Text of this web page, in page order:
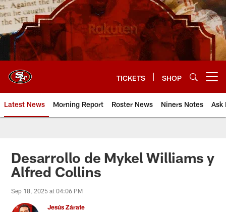
Skip
to
main
content
TICKETS SHOP
Latest News Morning Report Roster News Niners Notes Ask
Desarrollo de Mykel Williams y
Alfred Collins
Sep 18, 2025 at 04:06 PM
Jesús Zárate